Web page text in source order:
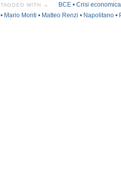
TAGGED WITH → BCE •Crisi economica
• Mario Monti • Matteo Renzi • Napolitano•